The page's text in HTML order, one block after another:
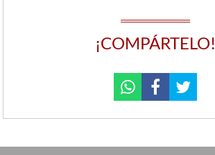
¡COMPÁRTELO!